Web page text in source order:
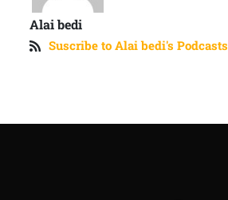
Alai bedi
Suscribe to Alai bedi's Podcasts